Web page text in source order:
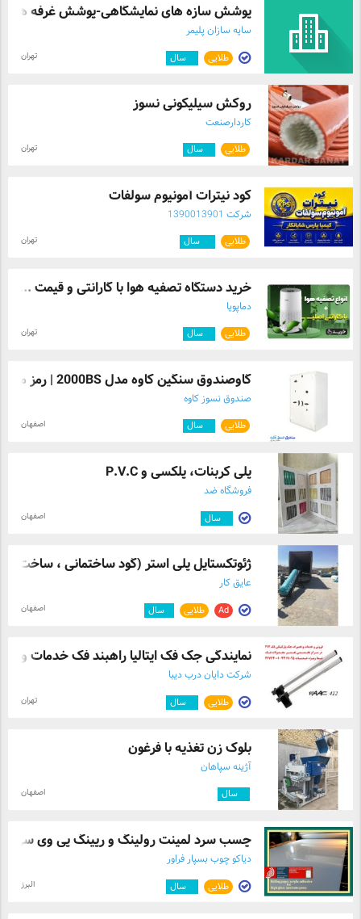
پوشش سازه های نمایشگاهی-پوشش غرفه های
سایه سازان پلیمر
طلایی سال تهران
روکش سیلیکونی نسوز
کاردارصنعت
طلایی سال تهران
کود نیترات آمونیوم سولفات
شرکت 1390013901
طلایی سال تهران
خرید دستگاه تصفیه هوا با گارانتی و قیمت ...
دماپویا
طلایی سال تهران
گاوصندوق سنگین کاوه مدل 2000BS | رمز مکا ...
صندوق نسوز کاوه
طلایی سال اصفهان
پلی کربنات، پلکسی و P.V.C
فروشگاه ضد
سال اصفهان
ژئوتکستایل پلی استر (گود ساختمانی ، ساخت ...
عایق کار
Ad طلایی سال اصفهان
نمایندگی جک فک ایتالیا راهبند فک خدمات و ...
شرکت دایان درب دیبا
طلایی سال تهران
بلوک زن تغذیه با فرغون
آژینه سپاهان
سال اصفهان
چسب سرد لمینت رولینگ و رپینگ پی وی سی
دیاکو چوب بسپار فراور
طلایی سال البرز